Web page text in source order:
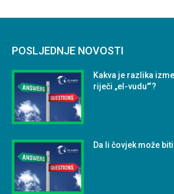
POSLJEDNJE NOVOSTI
Kakva je razlika
riječi „el-vudu'“?
Da li čovjek može